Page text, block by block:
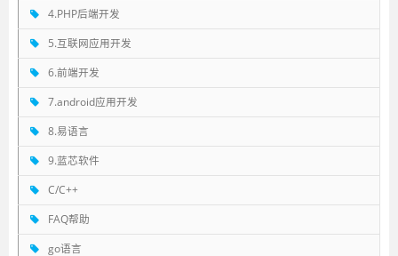
4.PHP后端开发
5.互联网应用开发
6.前端开发
7.android应用开发
8.易语言
9.蓝芯软件
C/C++
FAQ帮助
go语言